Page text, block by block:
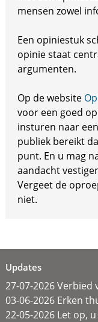
mensen zowel
Een opiniestuk
opinie staat
argumenten.
Op de website
voor een goed
insturen naar
publiek bereikt
punt. En u mag
aandacht
Vergeet de
niet.
Updates
27-07-2026
03-06-2026 Erken
22-05-2026 Let op,